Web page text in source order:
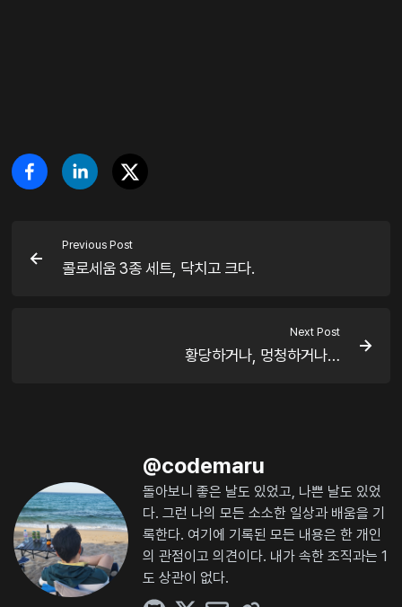
Previous Post
콜로세움 3종 세트, 닥치고 크다.
Next Post
황당하거나, 멍청하거나…
@codemaru
돌아보니 좋은 날도 있었고, 나쁜 날도 있었
다. 그런 나의 모든 소소한 일상과 배움을 기
록한다. 여기에 기록된 모든 내용은 한 개인
의 관점이고 의견이다. 내가 속한 조직과는 1
도 상관이 없다.